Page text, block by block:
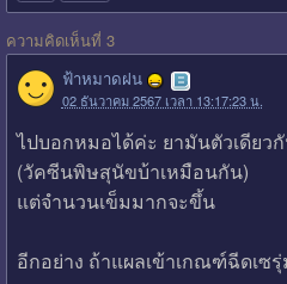
ความคิดเห็นที่ 3
ฟ้าหมาดฝน
02 ธันวาคม 2567 เวลา 13:17:23 น.
ไปบอกหมอได้ค่ะ ยามันตัวเดียว
(วัคซีนพิษสุนัขบ้าเหมือนกัน)
แต่จำนวนเข็มมากจะขึ้น
อีกอย่าง ถ้าแผลเข้าเกณฑ์ฉีดเซ